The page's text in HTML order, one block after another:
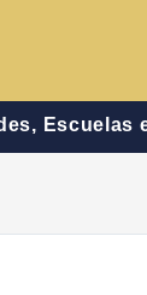
Escuelas